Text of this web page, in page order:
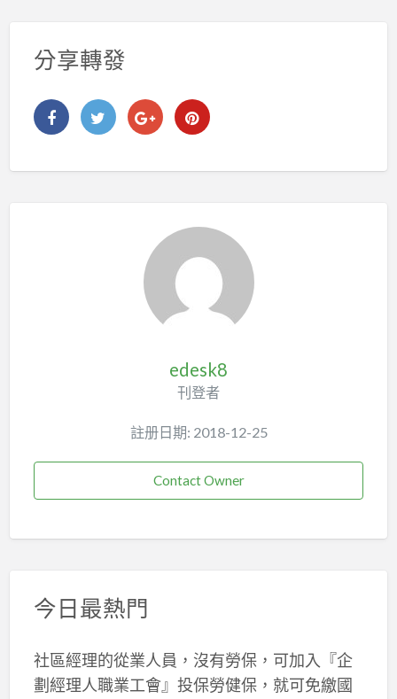
分享轉發
edesk8
刊登者
註册日期: 2018-12-25
Contact Owner
今日最熱門
社區經理的從業人員，沒有勞保，可加入『企
劃經理人職業工會』投保勞健保，就可免繳國